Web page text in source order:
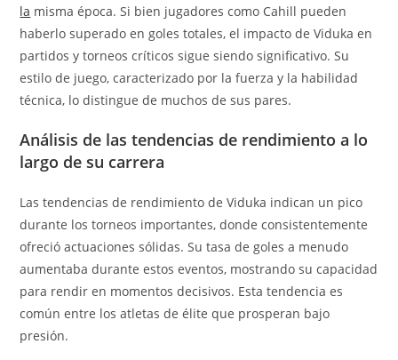
la misma época. Si bien jugadores como Cahill pueden
haberlo superado en goles totales, el impacto de Viduka en
partidos y torneos críticos sigue siendo significativo. Su
estilo de juego, caracterizado por la fuerza y la habilidad
técnica, lo distingue de muchos de sus pares.
Análisis de las tendencias de rendimiento a lo
largo de su carrera
Las tendencias de rendimiento de Viduka indican un pico
durante los torneos importantes, donde consistentemente
ofreció actuaciones sólidas. Su tasa de goles a menudo
aumentaba durante estos eventos, mostrando su capacidad
para rendir en momentos decisivos. Esta tendencia es
común entre los atletas de élite que prosperan bajo
presión.